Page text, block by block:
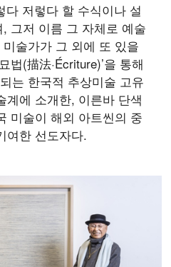
다 저렇다 할 수식이나 설
그저 이름 그 자체로 예술
술가가 그 외에 또 있을
법(描法·Écriture)’을 통해
는 한국적 추상미술 고유
계에 소개한, 이른바 단색
미술이 해외 아트씬의 중
여한 선도자다.